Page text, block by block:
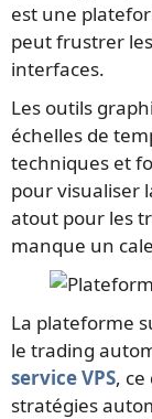
est une
peut frustrer
interfaces.
Les outils
échelles de
techniques et
pour visualiser
atout pour les
manque un
La plateforme
le trading
service VPS,
stratégies